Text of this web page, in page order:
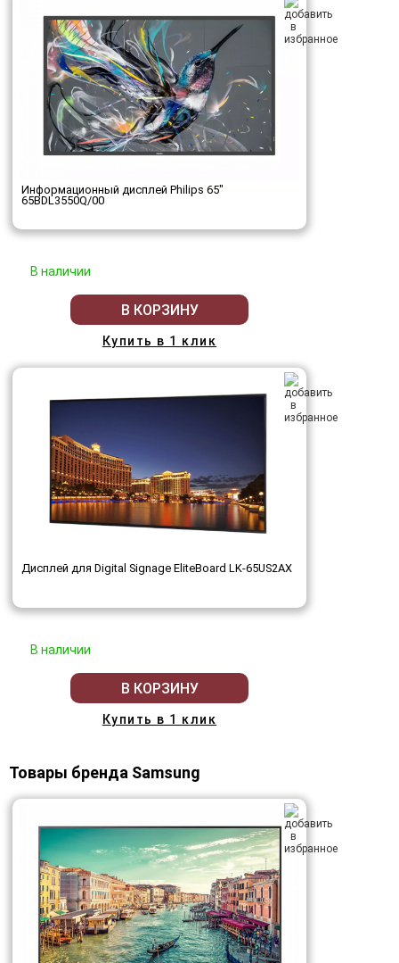
Информационный дисплей Philips 65"
65BDL3550Q/00
В наличии
В КОРЗИНУ
Купить в 1 клик
Дисплей для Digital Signage EliteBoard LK-65US2AX
В наличии
В КОРЗИНУ
Купить в 1 клик
Товары бренда Samsung